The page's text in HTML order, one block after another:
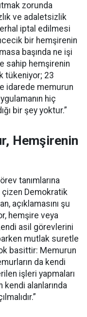
zorunda
ve adaletsizlik
iptal edilmesi
bir hemşirenin
başında ne işi
sahip hemşirenin
tükeniyor; 23
idarede memurun
hiç
bir şey yoktur.”
Hemşirenin
tanımlarına
çizen Demokratik
açıklamasını şu
hemşire veya
asil görevlerini
mutlak suretle
basittir: Memurun
da kendi
işleri yapmaları
kendi alanlarında